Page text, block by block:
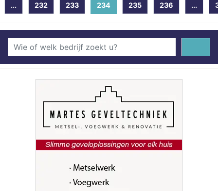
... 232 233 234 (current)
235 236 ...